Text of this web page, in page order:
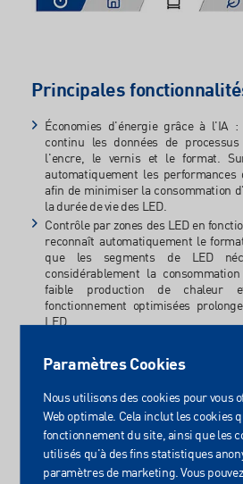
Paramètres Cookies
Nous utilisons des cookies pour vous
Web optimale. Cela inclut les cookies
fonctionnement du site, ainsi que les
utilisés qu'à des fins statistiques
paramètres de marketing. Vous
Principales
Économies d'énergie grâce à l'IA :
continu les données de
l'encre, le vernis et le format.
automatiquement les performances
afin de minimiser la consommation
la durée de vie des LED.
Contrôle par zones des LED en
reconnaît automatiquement le
que les segments de LED
considérablement la
faible production de chaleur
fonctionnement optimisées
LED.
lignes de production existantes.
connexion cloud cryptée SSL pour
données d’exploitation. Cela
prédictive, l’optimisation des
continu du système. Les serveurs
sont situés dans un centre de
Allemagne.